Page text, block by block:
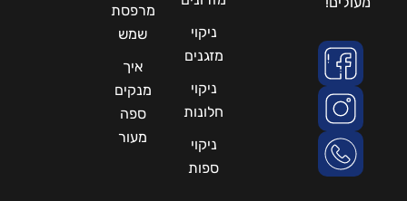
ניקוי
מזגנים
ניקוי
חלונות
ניקוי
ספות
מרפסת
שמש
איך
מנקים
ספה
מעור